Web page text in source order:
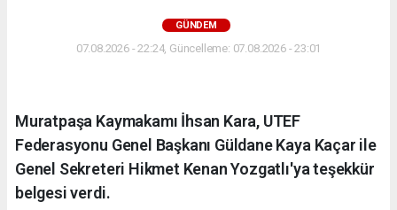
GÜNDEM
07.08.2026 - 22:24, Güncelleme: 07.08.2026 - 23:01
Muratpaşa Kaymakamı İhsan Kara, UTEF
Federasyonu Genel Başkanı Güldane Kaya Kaçar ile
Genel Sekreteri Hikmet Kenan Yozgatlı'ya teşekkür
belgesi verdi.